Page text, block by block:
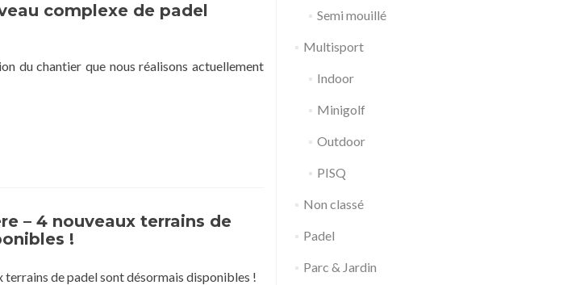
complexe de padel
du chantier que nous réalisons actuellement
– 4 nouveaux terrains de
!
terrains de padel sont désormais disponibles !
Semi mouillé
Multisport
Indoor
Minigolf
Outdoor
PISQ
Non classé
Padel
Parc & Jardin